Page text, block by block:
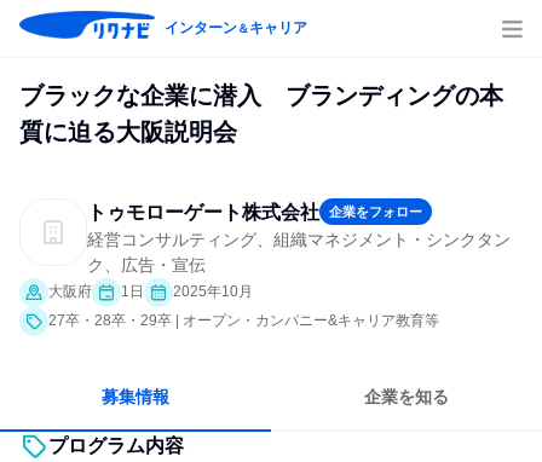
インターン＆キャリア
ブラックな企業に潜入 ブランディングの本
質に迫る大阪説明会
トゥモローゲート株式会社 企業をフォロー
経営コンサルティング、組織マネジメント・シンクタン
ク、広告・宣伝
大阪府 1日
2025年10月
27卒・28卒・29卒 | オープン・カンパニー&キャリア教育等
募集情報 企業を知る
プログラム内容